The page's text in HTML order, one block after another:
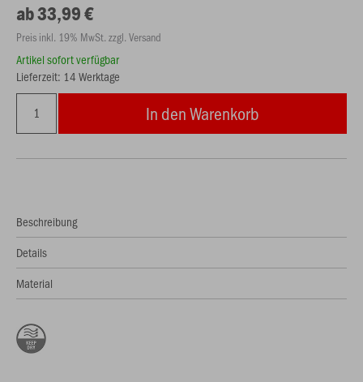
ab 33,99 €
Preis inkl. 19% MwSt. zzgl. Versand
Artikel sofort verfügbar
Lieferzeit: 14 Werktage
In den Warenkorb
Beschreibung
Details
Material